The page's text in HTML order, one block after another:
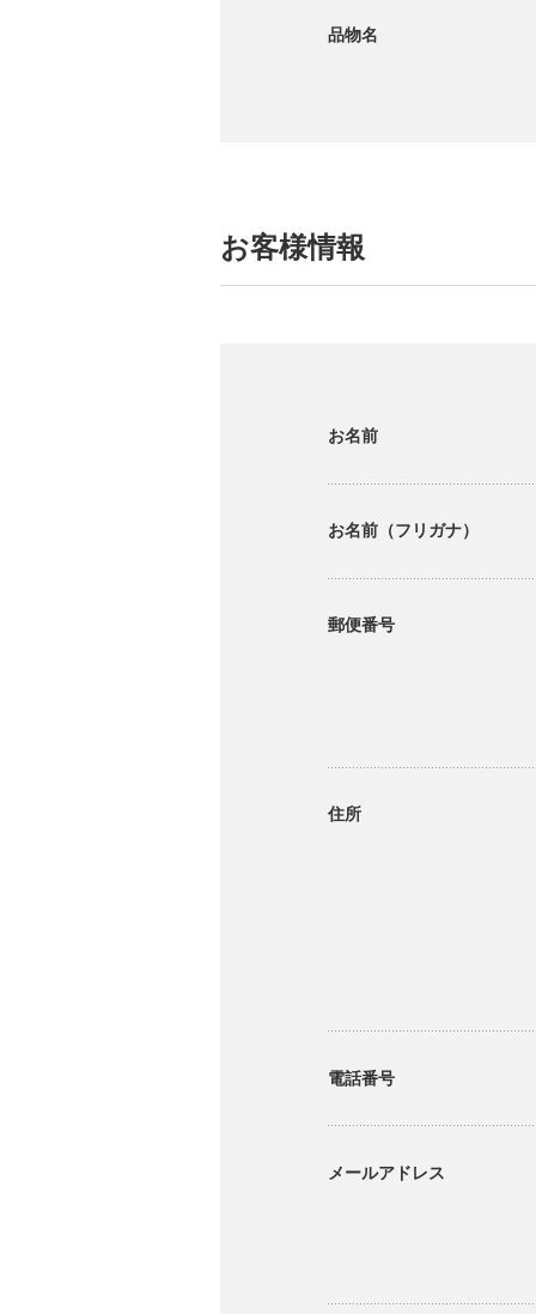
品物名
お客様情報
お名前
お名前（フリガナ）
郵便番号
住所
電話番号
メールアドレス